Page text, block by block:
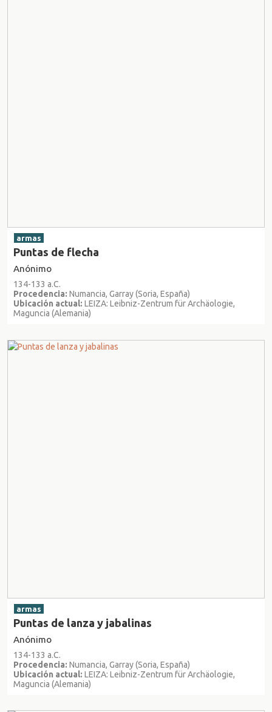
armas
Puntas de flecha
Anónimo
134-133 a.C.
Procedencia: Numancia, Garray (Soria, España)
Ubicación actual: LEIZA: Leibniz-Zentrum für Archäologie,
Maguncia (Alemania)
armas
Puntas de lanza y jabalinas
Anónimo
134-133 a.C.
Procedencia: Numancia, Garray (Soria, España)
Ubicación actual: LEIZA: Leibniz-Zentrum für Archäologie,
Maguncia (Alemania)